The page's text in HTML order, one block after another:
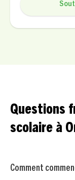
Questions
scolaire à
Comment